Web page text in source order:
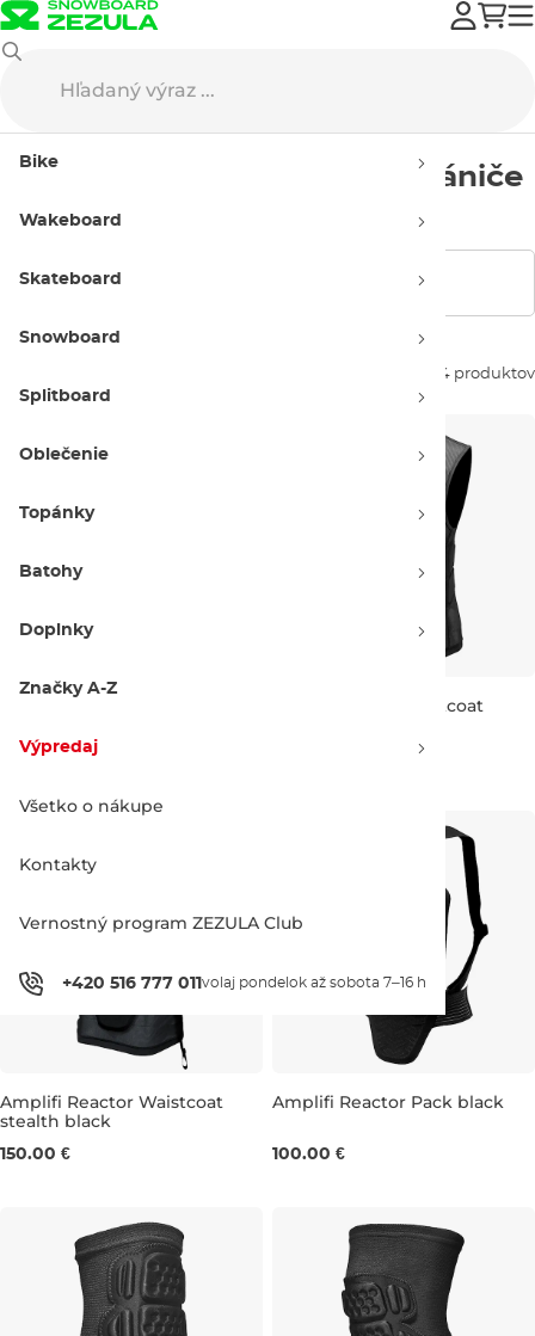
Bike
Wakeboard
Skateboard
Snowboard
Splitboard
Oblečenie
Topánky
Batohy
Doplnky
Značky A-Z
Výpredaj
Všetko o nákupe
Kontakty
Vernostný program ZEZULA Club
+420 516 777 011 volaj pondelok až sobota 7–16 h
Dámske snowboardové chrániče
Amplifi
Zobraziť filtre
14 produktov
S M L
120.00 € L SLIM
Amplifi AEGI:S Waistcoat
M/L
Amplifi Reactor Waistcoat
stealth black
150.00 € XS/S
Amplifi Reactor Pack black
100.00 €